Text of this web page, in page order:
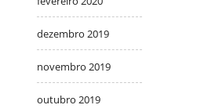
dezembro 2019
novembro 2019
outubro 2019